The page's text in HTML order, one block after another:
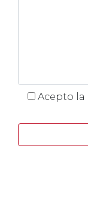
Acepto la